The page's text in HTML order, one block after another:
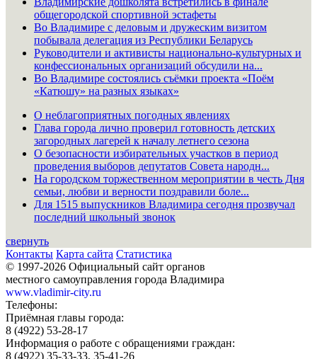
общегородской спортивной эстафеты
Во Владимире с деловым и дружеским визитом
побывала делегация из Республики Беларусь
Руководители и активисты национально-культурных и
конфессиональных организаций обсудили на...
Во Владимире состоялись съёмки проекта «Поём
«Катюшу» на разных языках»
О неблагоприятных погодных явлениях
Глава города лично проверил готовность детских
загородных лагерей к началу летнего сезона
О безопасности избирательных участков в период
проведения выборов депутатов Совета народн...
На городском торжественном мероприятии в честь Дня
семьи, любви и верности поздравили боле...
Для 1515 выпускников Владимира сегодня прозвучал
последний школьный звонок
свернуть
Контакты Карта сайта Статистика
© 1997-2026 Официальный сайт органов
местного самоуправления города Владимира
www.vladimir-city.ru
Телефоны:
Приёмная главы города:
8 (4922) 53-28-17
Информация о работе с обращениями граждан:
8 (4922) 35-33-33, 35-41-26